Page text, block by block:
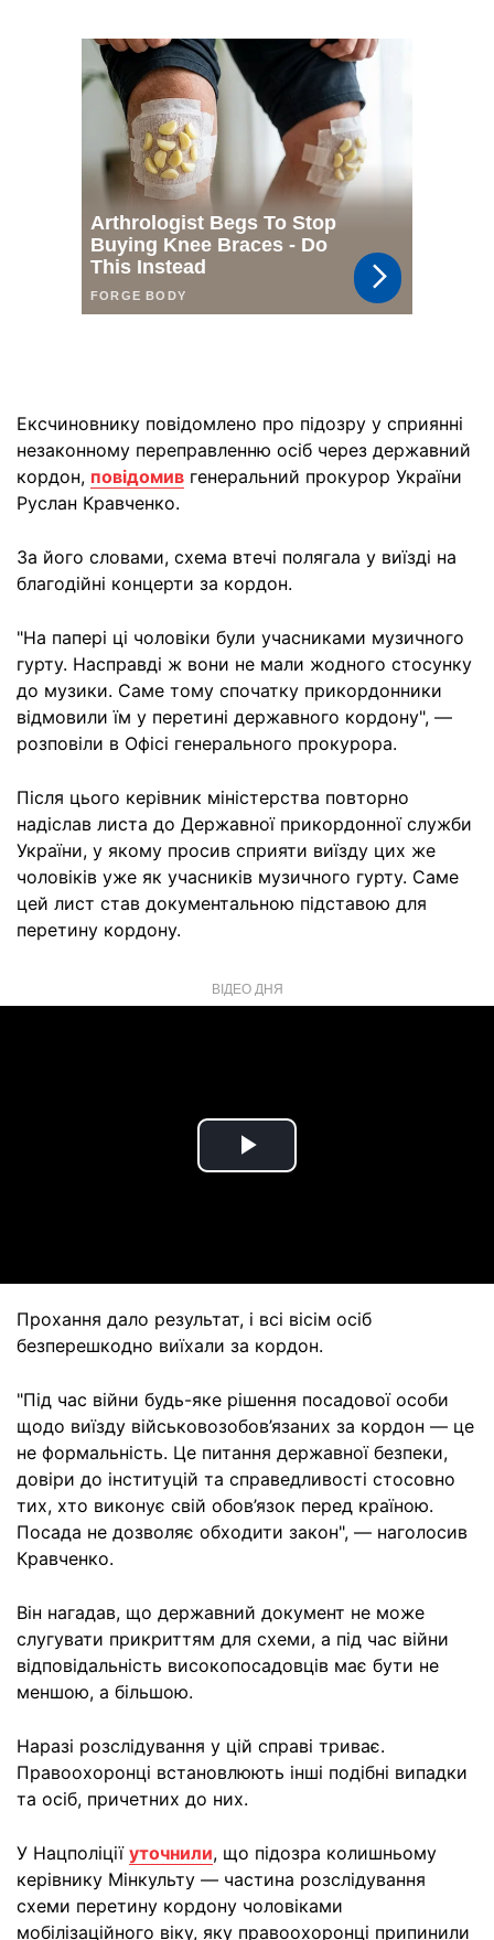
Ексчиновнику повідомлено про підозру у сприянні
незаконному переправленню осіб через державний
кордон, повідомив генеральний прокурор України
Руслан Кравченко.
За його словами, схема втечі полягала у виїзді на
благодійні концерти за кордон.
"На папері ці чоловіки були учасниками музичного
гурту. Насправді ж вони не мали жодного стосунку
до музики. Саме тому спочатку прикордонники
відмовили їм у перетині державного кордону", —
розповіли в Офісі генерального прокурора.
Після цього керівник міністерства повторно
надіслав листа до Державної прикордонної служби
України, у якому просив сприяти виїзду цих же
чоловіків уже як учасників музичного гурту. Саме
цей лист став документальною підставою для
перетину кордону.
ВІДЕО ДНЯ
Play
Прохання дало результат, і всі вісім осіб
безперешкодно виїхали за кордон.
"Під час війни будь-яке рішення посадової особи
щодо виїзду військовозобов’язаних за кордон — це
не формальність. Це питання державної безпеки,
довіри до інституцій та справедливості стосовно
тих, хто виконує свій обов’язок перед країною.
Посада не дозволяє обходити закон", — наголосив
Кравченко.
Він нагадав, що державний документ не може
слугувати прикриттям для схеми, а під час війни
відповідальність високопосадовців має бути не
меншою, а більшою.
Наразі розслідування у цій справі триває.
Правоохоронці встановлюють інші подібні випадки
та осіб, причетних до них.
У Нацполіції уточнили, що підозра колишньому
керівнику Мінкульту — частина розслідування
схеми перетину кордону чоловіками
мобілізаційного віку, яку правоохоронці припинили